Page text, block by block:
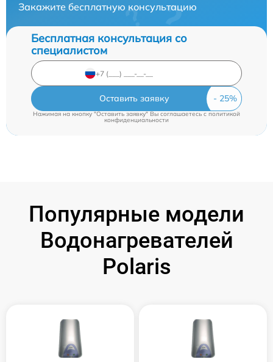
Закажите бесплатную консультацию
Бесплатная консультация со
специалистом
Оставить заявку
Нажимая на кнопку "Оставить заявку" Вы соглашаетесь cполитикой
конфиденциальности
Популярные модели
Водонагревателей
Polaris